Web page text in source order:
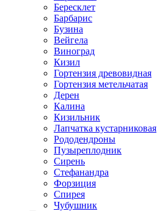
Бересклет
Барбарис
Бузина
Вейгела
Виноград
Кизил
Гортензия древовидная
Гортензия метельчатая
Дерен
Калина
Кизильник
Лапчатка кустарниковая
Рододендроны
Пузыреплодник
Сирень
Стефанандра
Форзиция
Спирея
Чубушник